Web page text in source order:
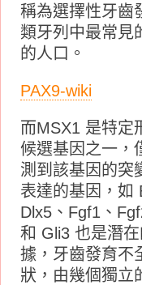
稱為選擇性牙齒
類牙列中最常見
的人口。
PAX9-wiki
而MSX1 是特定
候選基因之一，
測到該基因的突
表達的基因，如
Dlx5、Fgf1、
和 Gli3 也是潛
據，牙齒發育不
狀，由幾個獨立